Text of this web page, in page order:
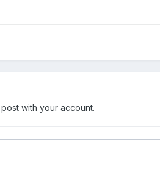
with your account.